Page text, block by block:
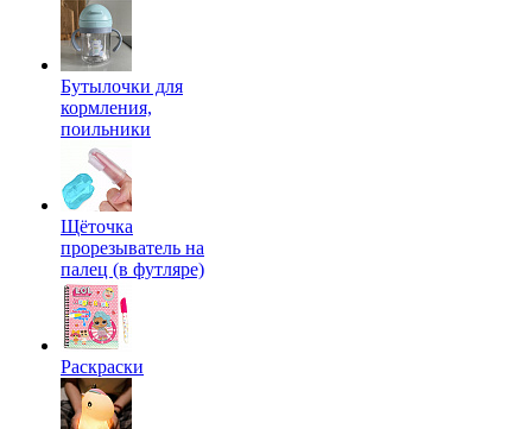
Бутылочки для
кормления,
поильники
Щёточка
прорезыватель на
палец (в футляре)
Раскраски